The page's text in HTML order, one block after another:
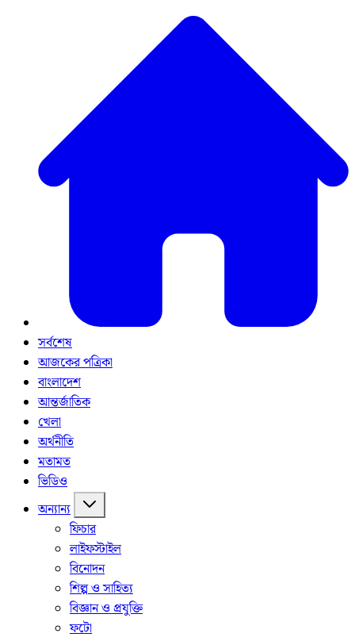
সর্বশেষ
আজকের পত্রিকা
বাংলাদেশ
আন্তর্জাতিক
খেলা
অর্থনীতি
মতামত
ভিডিও
অন্যান্য
ফিচার
লাইফস্টাইল
বিনোদন
শিল্প ও সাহিত্য
বিজ্ঞান ও প্রযুক্তি
ফটো